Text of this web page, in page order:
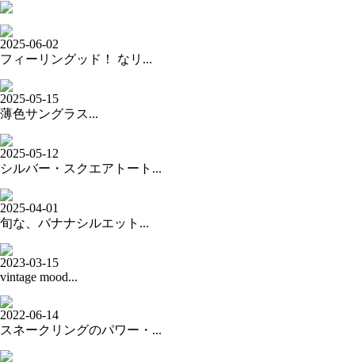
2025-06-02
フィーリングッド！ なリ...
2025-05-15
薄色サングラス...
2025-05-12
シルバー・スクエアトート...
2025-04-01
旬な、バナナシルエット...
2023-03-15
vintage mood...
2022-06-14
スネークリングのパワー・...